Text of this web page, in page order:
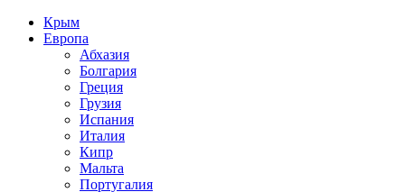
Крым
Европа
Абхазия
Болгария
Греция
Грузия
Испания
Италия
Кипр
Мальта
Португалия